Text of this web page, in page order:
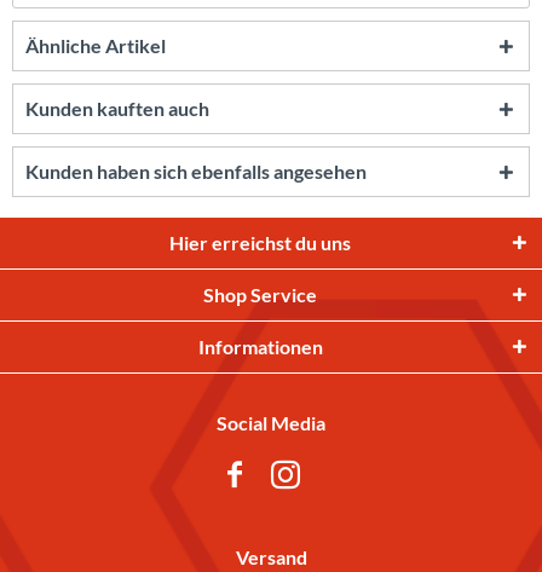
Ähnliche Artikel
Kunden kauften auch
Kunden haben sich ebenfalls angesehen
Hier erreichst du uns
Shop Service
Informationen
Social Media
Versand